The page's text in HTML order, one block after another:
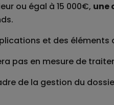
ou égal à 15 000€, une
et des
pas en mesure de
de la gestion du